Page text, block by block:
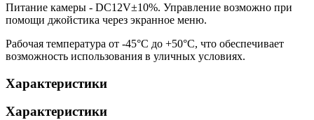
Питание камеры - DC12V±10%. Управление возможно при
помощи джойстика через экранное меню.
Рабочая температура от -45°С до +50°С, что обеспечивает
возможность использования в уличных условиях.
Характеристики
Характеристики